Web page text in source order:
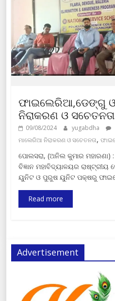
ଫାଇଲେରିଆ,ଡେଙ୍ଗୁ
ନିରାକରଣ ଓ ସଚେତନତା
09/08/2024 yugabdha
ମାଲେରିଆ ନିରାକରଣ ଓ ସଚେତନତା,
ପୋଲସରା, (ଅନିଲ କୁମାର ମହାରଣା)
ବିଜ୍ଞାନ ମହାବିଦ୍ୟାଳୟର ରାଷ୍ଟ୍ରୀୟ
ୟୁନିଟ ଓ ପୁରୁଷ ୟୁନିଟ ପକ୍ଷରୁ
Read more
Advertisement